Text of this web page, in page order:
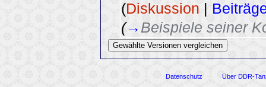
(Diskussion |
(→ Beispiele seiner
Datenschutz Über DDR-